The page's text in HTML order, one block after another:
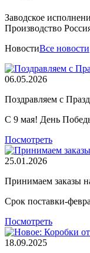
Заводское
Производство
НовостиВсе новости
06.05.2026
Поздравляем с
С 9 мая! День
Посмотреть
25.01.2026
Принимаем заказы
Срок поставки-
Посмотреть
18.09.2025